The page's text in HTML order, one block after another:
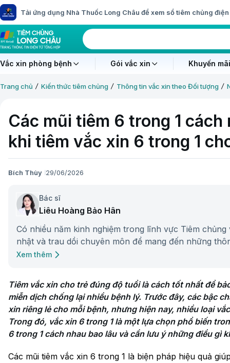
Tải ứng dụng Nhà Thuốc Long Châu để xem sổ tiêm chủng điện
Vắc xin phòng bệnh Gói vắc xin Khuyến
Trang chủ Kiến thức tiêm chủng Thông tin vắc xin theo Đối tượng
Các mũi tiêm 6 trong 1
khi tiêm vắc xin 6 trong 1
Bích Thùy 29/06/2026
Bác sĩ
Liêu Hoàng Bảo Hân
Có nhiều năm kinh nghiệm trong lĩnh vực Tiêm
nhật và trau dồi chuyên môn để mang đến những
Xem thêm
Tiêm vắc xin cho trẻ đúng độ tuổi là cách tốt nhất để
miễn dịch chống lại nhiều bệnh lý. Trước đây, các bậc
xin riêng lẻ cho mỗi bệnh, nhưng hiện nay, nhiều loại
Trong đó, vắc xin 6 trong 1 là một lựa chọn phổ biến
6 trong 1 cách nhau bao lâu và cần lưu ý những điều gì
Các mũi tiêm vắc xin 6 trong 1 là biện pháp hiệu quả